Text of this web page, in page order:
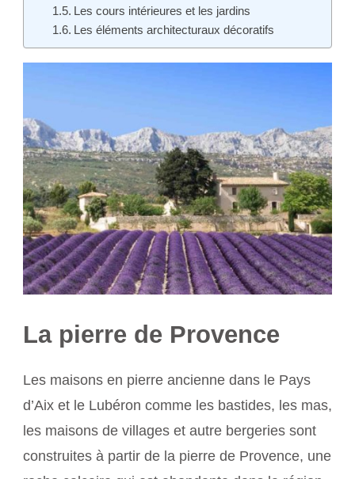
Les cours intérieures et les jardins
Les éléments architecturaux décoratifs
La pierre de Provence
Les maisons en pierre ancienne dans le Pays
d’Aix et le Lubéron comme les bastides, les mas,
les maisons de villages et autre bergeries sont
construites à partir de la pierre de Provence, une